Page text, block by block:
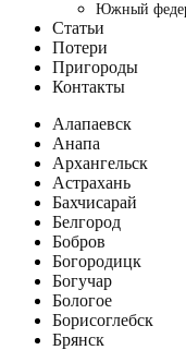
Южный
Статьи
Потери
Пригороды
Контакты
Алапаевск
Анапа
Архангельск
Астрахань
Бахчисарай
Белгород
Бобров
Богородицк
Богучар
Бологое
Борисоглебск
Брянск